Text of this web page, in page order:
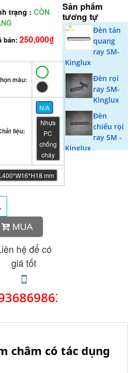
trạng : CÒN
bán: 250,000₫
màu:
liệu:
N/A
Nhựa
PC
chống
cháy
mm
MUA
hệ để có
giá tốt
Sản phẩm
tương tự
Đèn tán
quang
ray SM-
Kinglux
Đèn rọi
ray SM-
Kinglux
Đèn
chiếu rọi
ray SM -
Kinglux
Nối góc
châm có tác dụng